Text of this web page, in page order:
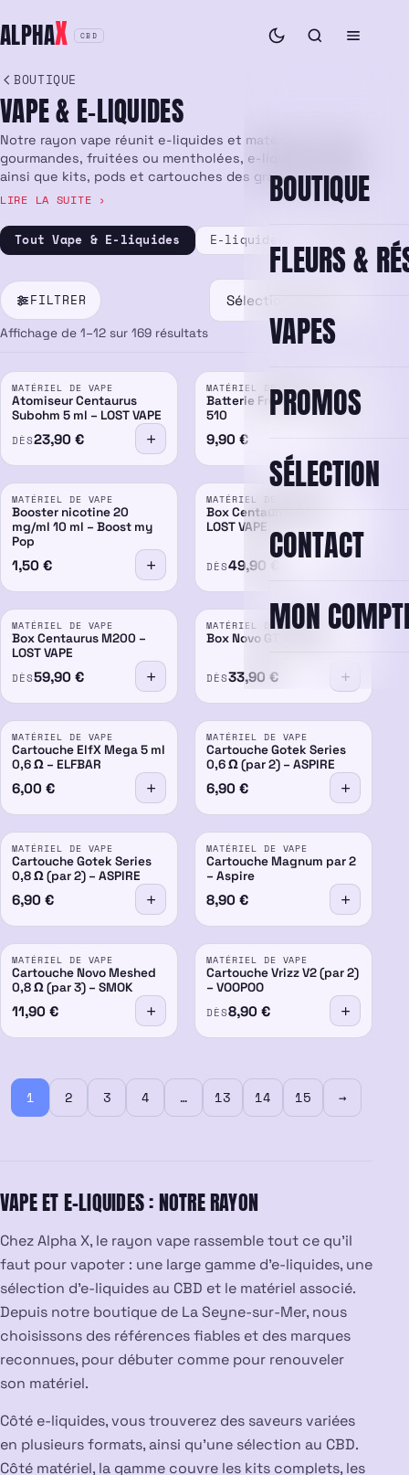
au
contenu
ALPHAX CBD
BOUTIQUE
FLEURS &
VAPES
PROMOS
SÉLECTION
CONTACT
MON
BOUTIQUE
VAPE & E-LIQUIDES
Notre rayon vape réunit e-liquides et matériel : saveurs
gourmandes, fruitées ou mentholées, e-liquides au CBD,
ainsi que kits, pods et cartouches des grandes marques.
Livraison rapide et soignée partout en France.
Tout Vape & E-liquides E-liquides Concentrés
FILTRER
Affichage de 1–12 sur 169 résultats
MATÉRIEL DE VAPE
Atomiseur Centaurus
Subohm 5 ml – LOST VAPE
DÈS23,90€
MATÉRIEL DE VAPE
Batterie Fresh Hemp Type
510
9,90 €
MATÉRIEL DE VAPE
Booster nicotine 20
mg/ml 10 ml – Boost my
Pop
1,50 €
MATÉRIEL DE VAPE
Box Centaurus M100 –
LOST VAPE
DÈS49,90
MATÉRIEL DE VAPE
Box Centaurus M200 –
LOST VAPE
DÈS59,90€
MATÉRIEL DE VAPE
Box Novo GT – SMOK
DÈS33,90€
MATÉRIEL DE VAPE
Cartouche ElfX Mega 5 ml
0,6 Ω – ELFBAR
6,00 €
MATÉRIEL DE VAPE
Cartouche Gotek Series
0,6 Ω (par 2) – ASPIRE
6,90 €
MATÉRIEL DE VAPE
Cartouche Gotek Series
0,8 Ω (par 2) – ASPIRE
6,90 €
MATÉRIEL DE VAPE
Cartouche Magnum par 2
– Aspire
8,90 €
MATÉRIEL DE VAPE
Cartouche Novo Meshed
0,8 Ω (par 3) – SMOK
11,90 €
MATÉRIEL DE VAPE
Cartouche Vrizz V2 (par 2)
– VOOPOO
DÈS8,90€
1 2 3 4 … 13 14 15 →
VAPE ET E-LIQUIDES : NOTRE RAYON
Chez Alpha X, le rayon vape rassemble tout ce qu’il
faut pour vapoter : une large gamme d’e-liquides, une
sélection d’e-liquides au CBD et le matériel associé.
Depuis notre boutique de La Seyne-sur-Mer, nous
choisissons des références fiables et des marques
reconnues, pour débuter comme pour renouveler
son matériel.
Côté e-liquides, vous trouverez des saveurs variées
en plusieurs formats, ainsi qu’une sélection au CBD.
Côté matériel, la gamme couvre les kits complets, les